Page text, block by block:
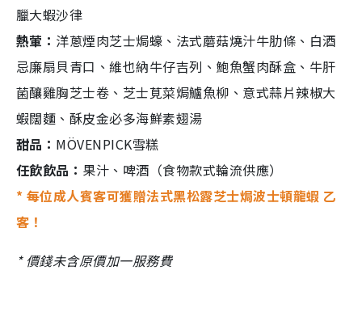
臘大蝦沙律
熱葷： 洋蔥煙肉芝士焗蠔、法式蘑菇燒汁牛肋條、白酒
忌廉扇貝青口、維也納牛仔吉列、鮑魚蟹肉酥盒、牛肝
菌釀雞胸芝士卷、芝士莧菜焗鱸魚柳、意式蒜片辣椒大
蝦闊麵、酥皮金必多海鮮素翅湯
甜品： MÖVENPICK雪糕
任飲飲品： 果汁、啤酒（食物款式輪流供應）
* 每位成人賓客可獲贈法式黑松露芝士焗波士頓龍蝦 乙
客！
* 價錢未含原價加一服務費